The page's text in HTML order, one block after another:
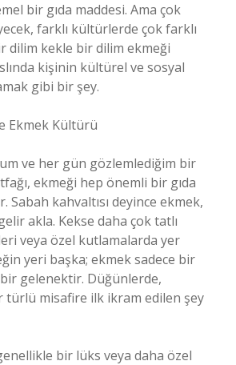
bir gıda maddesi. Ama çok
farklı kültürlerde çok farklı
dilim kekle bir dilim ekmeği
kişinin kültürel ve sosyal
gibi bir şey.
Ekmek Kültürü
ve her gün gözlemlediğim bir
ekmeği hep önemli bir gıda
Sabah kahvaltısı deyince ekmek,
akla. Kekse daha çok tatlı
veya özel kutlamalarda yer
yeri başka; ekmek sadece bir
bir gelenektir. Düğünlerde,
türlü misafire ilk ikram edilen şey
bir lüks veya daha özel